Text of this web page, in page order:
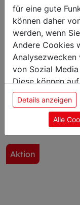
Höhe: 3,30 cm
Gewicht: 0,20 kg
Klingenlänge: 21 cm
Das
Aktion
für eine gute
können daher
werden, wenn
Andere Cookies
Analysezwecken
von Sozial
Diese können
sie unsere
Einwilligung zu
Details anzeigen
Alle